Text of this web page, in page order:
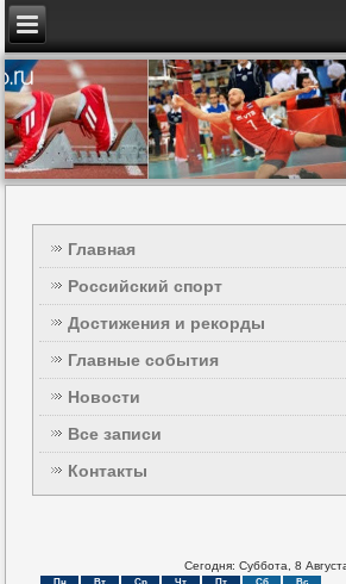
Главная
Российский спорт
Достижения и рекорды
Главные события
Новости
Все записи
Контакты
Сегодня: Суббота, 8